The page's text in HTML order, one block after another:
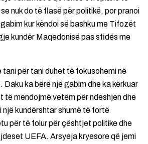
nuk do të flasë për politikë, por pranoi
kur këndoi së bashku me Tifozët
kundër Maqedonisë pas sfidës me
tani për tani duhet të fokusohemi në
Daku ka bërë një gabim dhe ka kërkuar
të mendojmë vetëm për ndeshjen dhe
një kundërshtar shumë të fortë
për të folur për çështjet politike dhe
UEFA. Arsyeja kryesore që jemi